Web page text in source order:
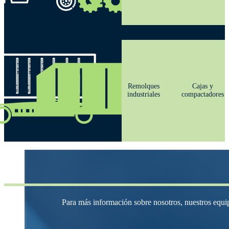
Remolques
industriales
Cajas y
compactadores
Para más información sobre nosotros, nuestros